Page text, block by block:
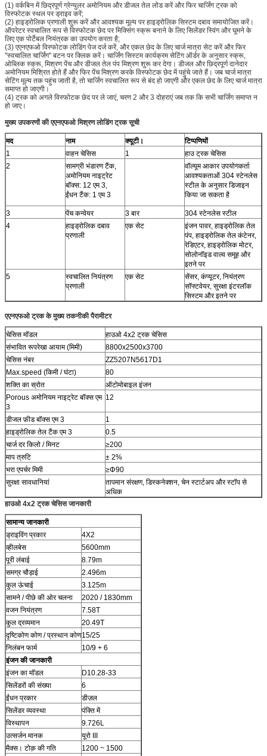
(1) वर्कबिन में छिद्रपूर्ण ग्रेन्युलर अमोनियम और डीजल तेल लोड करें और फिर चार्जिंग ट्रक को
विस्फोटक स्थल पर ड्राइव करें;
(2) हाइड्रोलिक प्रणाली शुरू करें और आवश्यक मूल्य पर हाइड्रोलिक सिस्टम दबाव समायोजित करें।
ऑपरेटर स्वचालित रूप से विस्फोटक छेद पर मिक्सिंग स्क्रू बनाने के लिए सिलेंडर स्विंग और घूमने के
लिए एक पोर्टेबल नियंत्रक का उपयोग करता है;
(3) एएनएफओ विस्फोटक लोडिंग पेज दर्ज करें, और एकल छेद के लिए चार्ज मात्रा सेट करें और फिर
"स्वचालित चार्जिंग" बटन पर क्लिक करें। चार्जिंग सिस्टम कार्यक्रम सेटिंग ऑर्डर के अनुसार स्क्रू,
ओब्लिक स्क्रू, मिश्रण पेंच और डीजल तेल पंप मिश्रण शुरू कर देगा। डीजल और छिद्रपूर्ण दानेदार
अमोनियम मिश्रित होते हैं और फिर पेंच मिश्रण करके विस्फोटक छेद में पहुंचे जाते हैं। जब चार्ज मात्रा
सेटिंग मूल्य तक पहुंच जाती है, तो चार्जिंग स्वचालित रूप से बंद हो जाएगी और एकल छेद के लिए चार्ज मात्रा
समाप्त हो जाएगी।
(4) ट्रक को अगले विस्फोटक छेद पर ले जाएं, चरण 2 और 3 दोहराएं जब तक कि सभी चार्जिंग समाप्त न
हो जाए।
मुख्य उपकरणों की एएनएफओ मिश्रण लोडिंग ट्रक सूची
मद नाम क्यूटी।
टिप्पणियों
1
वाहन चेसिस 1
हाउ ट्रक चेसिस
2
सामग्री भंडारण टैंक,
अमोनियम नाइट्रेट
बॉक्स: 12 एम 3,
ईंधन टैंक: 1 एम 3
वॉल्यूम आकार उपयोगकर्ता
आवश्यकताओं 304 स्टेनलेस
स्टील के अनुसार डिजाइन
किया जा सकता है
3 पेंच कन्वेयर 3 बार
304 स्टेनलेस स्टील
4
हाइड्रोलिक दबाव
प्रणाली
एक सेट
इंजन पावर, हाइड्रोलिक तेल
पंप, हाइड्रोलिक तेल कंटेनर,
रेडिएटर, हाइड्रोलिक मोटर,
सोलोनॉइड वाल्व समूह और
इतने पर
5
स्वचालित नियंत्रण
प्रणाली
एक सेट
सेंसर, कंप्यूटर, नियंत्रण
सॉफ्टवेयर, सुरक्षा इंटरलॉक
सिस्टम और इतने पर
एएनएफओ ट्रक के मुख्य तकनीकी पैरामीटर
चेसिस मॉडल
हाउओ 4x2 ट्रक चेसिस
संभावित रूपरेखा आयाम (मिमी)
8800x2500x3700
चेसिस नंबर
ZZ5207N5617D1
Max.speed (किमी / घंटा)
80
शक्ति का स्रोत
ऑटोमोबाइल इंजन
Porous अमोनियम नाइट्रेट बॉक्स एम
3
12
डीजल फ़ीड बॉक्स एम 3
1
हाइड्रोलिक तेल टैंक एम 3
0.5
चार्ज दर किलो / मिनट
≥200
माप त्रुटि
± 2%
भरा एपर्चर मिमी
≥Φ90
सुरक्षा सावधानियां
तापमान संरक्षण, डिस्कनेक्शन, चेन स्टार्टअप और स्टॉप से ​​
अधिक
हाउओ 4x2 ट्रक चेसिस जानकारी
सामान्य जानकारी
ड्राइविंग प्रकार
4X2
व्हीलबेस
5600mm
पूरी लंबाई
8.79m
समग्र चौड़ाई
2.496m
कुल ऊंचाई
3.125m
सामने / पीछे की ओर चलना
2020 / 1830mm
वजन नियंत्रण
7.58T
कुल द्रव्यमान
20.49T
दृष्टिकोण कोण / प्रस्थान कोण15/25
निलंबन फार्म
10/9 + 6
इंजन की जानकारी
इंजन का मॉडल
D10.28-33
सिलेंडरों की संख्या
6
ईंधन प्रकार
डीज़ल
सिलेंडर व्यवस्था
पंक्ति में
विस्थापन
9.726L
उत्सर्जन मानक
यूरो III
मैक्स। टोक़ की गति
1200 ~ 1500